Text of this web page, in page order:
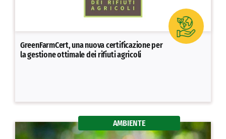
GreenFarmCert, una nuova certificazione per
la gestione ottimale dei rifiuti agricoli
AMBIENTE